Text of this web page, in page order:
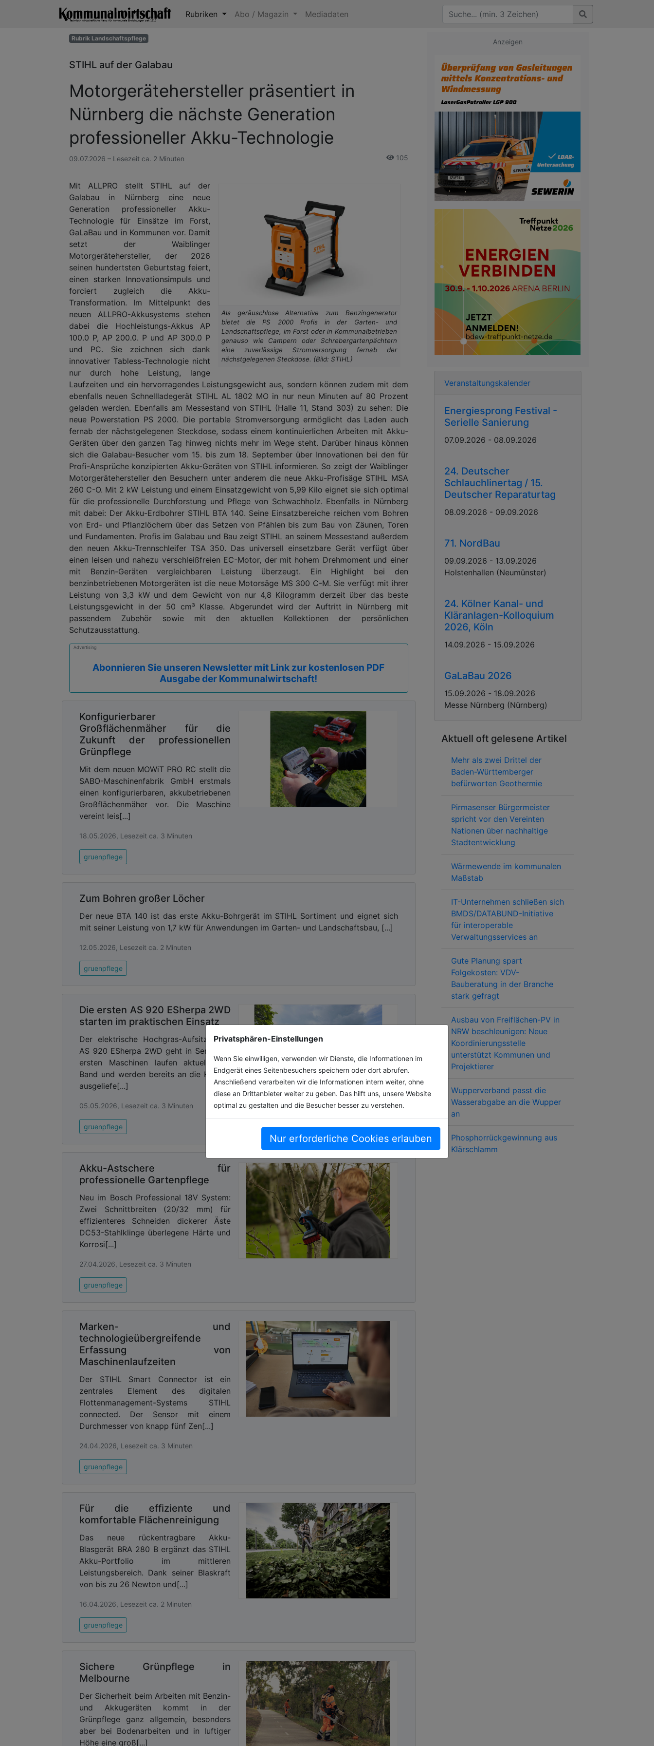
Rubriken Abo / Magazin Mediadaten
Privatsphären-Einstellungen
Wenn Sie einwilligen, verwenden wir Dienste, die Informationen im
Endgerät eines Seitenbesuchers speichern oder dort abrufen.
Anschließend verarbeiten wir die Informationen intern weiter, ohne
diese an Drittanbieter weiter zu geben. Das hilft uns, unsere Website
optimal zu gestalten und die Besucher besser zu verstehen.
Nur erforderliche Cookies erlauben
Rubrik Landschaftspflege
STIHL auf der Galabau
Motorgerätehersteller präsentiert in
Nürnberg die nächste Generation
professioneller Akku-Technologie
09.07.2026 – Lesezeit ca. 2 Minuten 105
Als geräuschlose Alternative zum Benzingenerator
bietet die PS 2000 Profis in der Garten- und
Landschaftspflege, im Forst oder in Kommunalbetrieben
genauso wie Campern oder Schrebergartenpächtern
eine zuverlässige Stromversorgung fernab der
nächstgelegenen Steckdose. (Bild: STIHL)
Mit ALLPRO stellt STIHL auf der
Galabau in Nürnberg eine neue
Generation professioneller Akku-
Technologie für Einsätze im Forst,
GaLaBau und in Kommunen vor. Damit
setzt der Waiblinger
Motorgerätehersteller, der 2026
seinen hundertsten Geburtstag feiert,
einen starken Innovationsimpuls und
forciert zugleich die Akku-
Transformation. Im Mittelpunkt des
neuen ALLPRO-Akkusystems stehen
dabei die Hochleistungs-Akkus AP
100.0 P, AP 200.0. P und AP 300.0 P
und PC. Sie zeichnen sich dank
innovativer Tabless-Technologie nicht
nur durch hohe Leistung, lange
Laufzeiten und ein hervorragendes Leistungsgewicht aus, sondern können zudem mit dem
ebenfalls neuen Schnellladegerät STIHL AL 1802 MO in nur neun Minuten auf 80 Prozent
geladen werden. Ebenfalls am Messestand von STIHL (Halle 11, Stand 303) zu sehen: Die
neue Powerstation PS 2000. Die portable Stromversorgung ermöglicht das Laden auch
fernab der nächstgelegenen Steckdose, sodass einem kontinuierlichen Arbeiten mit Akku-
Geräten über den ganzen Tag hinweg nichts mehr im Wege steht. Darüber hinaus können
sich die Galabau-Besucher vom 15. bis zum 18. September über Innovationen bei den für
Profi-Ansprüche konzipierten Akku-Geräten von STIHL informieren. So zeigt der Waiblinger
Motorgerätehersteller den Besuchern unter anderem die neue Akku-Profisäge STIHL MSA
260 C-O. Mit 2 kW Leistung und einem Einsatzgewicht von 5,99 Kilo eignet sie sich optimal
für die professionelle Durchforstung und Pflege von Schwachholz. Ebenfalls in Nürnberg
mit dabei: Der Akku-Erdbohrer STIHL BTA 140. Seine Einsatzbereiche reichen vom Bohren
von Erd- und Pflanzlöchern über das Setzen von Pfählen bis zum Bau von Zäunen, Toren
und Fundamenten. Profis im Galabau und Bau zeigt STIHL an seinem Messestand außerdem
den neuen Akku-Trennschleifer TSA 350. Das universell einsetzbare Gerät verfügt über
einen leisen und nahezu verschleißfreien EC-Motor, der mit hohem Drehmoment und einer
mit Benzin-Geräten vergleichbaren Leistung überzeugt. Ein Highlight bei den
benzinbetriebenen Motorgeräten ist die neue Motorsäge MS 300 C-M. Sie verfügt mit ihrer
Leistung von 3,3 kW und dem Gewicht von nur 4,8 Kilogramm derzeit über das beste
Leistungsgewicht in der 50 cm³ Klasse. Abgerundet wird der Auftritt in Nürnberg mit
passendem Zubehör sowie mit den aktuellen Kollektionen der persönlichen
Schutzausstattung.
Advertising
Abonnieren Sie unseren Newsletter mit Link zur kostenlosen PDF
Ausgabe der Kommunalwirtschaft!
Konfigurierbarer
Großflächenmäher für die
Zukunft der professionellen
Grünpflege
Mit dem neuen MOWiT PRO RC stellt die
SABO-Maschinenfabrik GmbH erstmals
einen konfigurierbaren, akkubetriebenen
Großflächenmäher vor. Die Maschine
vereint leis[...]
18.05.2026, Lesezeit ca. 3 Minuten
gruenpflege
Zum Bohren großer Löcher
Der neue BTA 140 ist das erste Akku-Bohrgerät im STIHL Sortiment und eignet sich
mit seiner Leistung von 1,7 kW für Anwendungen im Garten- und Landschaftsbau, [...]
12.05.2026, Lesezeit ca. 2 Minuten
gruenpflege
Die ersten AS 920 ESherpa 2WD
starten im praktischen Einsatz
Der elektrische Hochgras-Aufsitzmäher
AS 920 ESherpa 2WD geht in Serie. Die
ersten Maschinen laufen aktuell vom
Band und werden bereits an die Kunden
ausgeliefe[...]
05.05.2026, Lesezeit ca. 3 Minuten
gruenpflege
Akku-Astschere für
professionelle Gartenpflege
Neu im Bosch Professional 18V System:
Zwei Schnittbreiten (20/32 mm) für
effizienteres Schneiden dickerer Äste
DC53-Stahlklinge überlegene Härte und
Korrosi[...]
27.04.2026, Lesezeit ca. 3 Minuten
gruenpflege
Marken- und
technologieübergreifende
Erfassung von
Maschinenlaufzeiten
Der STIHL Smart Connector ist ein
zentrales Element des digitalen
Flottenmanagement-Systems STIHL
connected. Der Sensor mit einem
Durchmesser von knapp fünf Zen[...]
24.04.2026, Lesezeit ca. 3 Minuten
gruenpflege
Für die effiziente und
komfortable Flächenreinigung
Das neue rückentragbare Akku-
Blasgerät BRA 280 B ergänzt das STIHL
Akku-Portfolio im mittleren
Leistungsbereich. Dank seiner Blaskraft
von bis zu 26 Newton und[...]
16.04.2026, Lesezeit ca. 2 Minuten
gruenpflege
Sichere Grünpflege in
Melbourne
Der Sicherheit beim Arbeiten mit Benzin-
und Akkugeräten kommt in der
Grünpflege ganz allgemein, besonders
aber bei Bodenarbeiten und in luftiger
Höhe eine groß[...]
Anzeigen
Veranstaltungskalender
Energiesprong Festival -
Serielle Sanierung
07.09.2026 - 08.09.2026
24. Deutscher
Schlauchlinertag / 15.
Deutscher Reparaturtag
08.09.2026 - 09.09.2026
71. NordBau
09.09.2026 - 13.09.2026
Holstenhallen (Neumünster)
24. Kölner Kanal- und
Kläranlagen-Kolloquium
2026, Köln
14.09.2026 - 15.09.2026
GaLaBau 2026
15.09.2026 - 18.09.2026
Messe Nürnberg (Nürnberg)
Aktuell oft gelesene Artikel
Mehr als zwei Drittel der
Baden-Württemberger
befürworten Geothermie
Pirmasenser Bürgermeister
spricht vor den Vereinten
Nationen über nachhaltige
Stadtentwicklung
Wärmewende im kommunalen
Maßstab
IT-Unternehmen schließen sich
BMDS/DATABUND-Initiative
für interoperable
Verwaltungsservices an
Gute Planung spart
Folgekosten: VDV-
Bauberatung in der Branche
stark gefragt
Ausbau von Freiflächen-PV in
NRW beschleunigen: Neue
Koordinierungsstelle
unterstützt Kommunen und
Projektierer
Wupperverband passt die
Wasserabgabe an die Wupper
an
Phosphorrückgewinnung aus
Klärschlamm